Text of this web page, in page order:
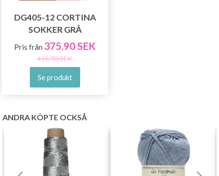
DG405-12 CORTINA
SOKKER GRÅ
Pris från 375.90 SEK
415.90 SEK
Se produkt
ANDRA KÖPTE OCKSÅ
Bli en del av vår garn-gemenskap och få
exklusiv tillgång till inspirerande
stickmönster och specialerbjudanden!